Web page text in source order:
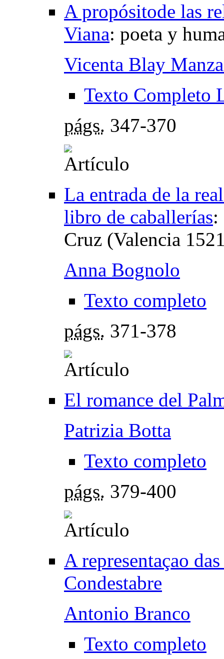
A propósitode las
Viana: poeta y
Vicenta Blay
Texto Completo
págs. 347-370
La entrada de la
libro de caballerías:
Cruz (Valencia
Anna Bognolo
Texto completo
págs. 371-378
El romance del
Patrizia Botta
Texto completo
págs. 379-400
A representaçao
Condestabre
Antonio Branco
Texto completo